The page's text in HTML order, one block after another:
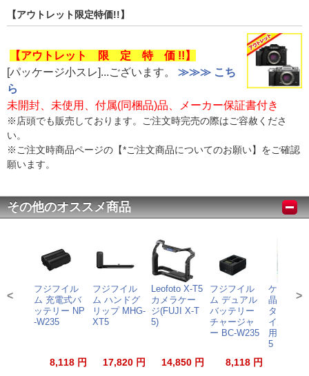
【アウトレット限定特価!!】
【アウトレット 限 定 特 価 !!】
[パッケージ小スレ]...ございます。 ≫≫≫ こち
ら
未開封、未使用、付属(同梱品)品、メーカー保証書付き
※店頭でも販売しております。ご注文時完売の際はご容赦くださ
い。
※ご注文時商品ページの【*ご注文商品についてのお願い】をご確認
願います。
その他のオススメ商品
フジフイル
ム 充電式バ
ッテリー NP
-W235
8,118 円
フジフイル
ム ハンドグ
リップ MHG-
XT5
17,820 円
Leofoto X-T5
カメラケー
ジ(FUJI X-T
5)
14,850 円
フジフイル
ム デュアル
バッテリー
チャージャ
ー BC-W235
8,118 円
ケンコー
晶プロテ
ター フジ
イルム X-
用 KLP-
5
< >